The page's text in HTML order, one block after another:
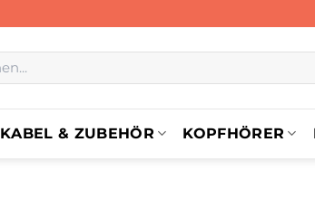
KABEL & ZUBEHÖR KOPFHÖRER